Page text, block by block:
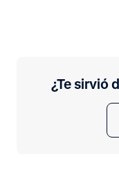
¿Te sirvió